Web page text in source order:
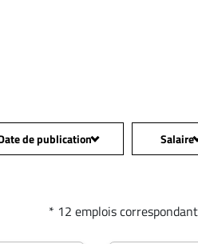
de publication
2 jours
Salaire
salaires
* 12 emplois